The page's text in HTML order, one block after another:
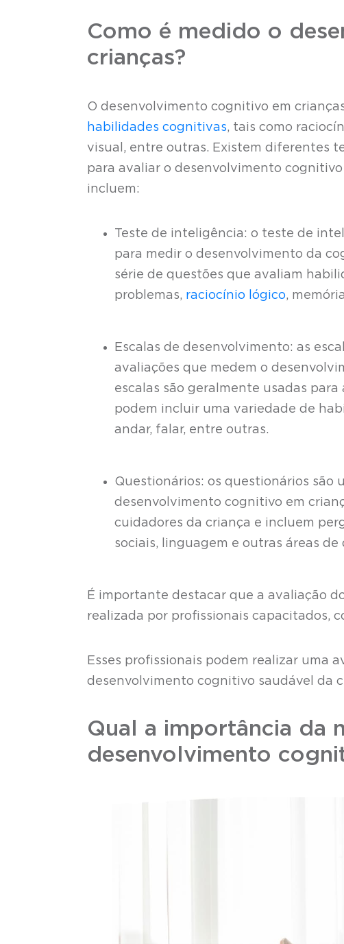
Como é medido o
crianças?
O desenvolvimento cognitivo em
habilidades cognitivas, tais como
visual, entre outras. Existem diferentes
para avaliar o desenvolvimento
incluem:
Teste de inteligência: o teste de
para medir o desenvolvimento da
série de questões que avaliam
problemas, raciocínio lógico,
Escalas de desenvolvimento: as
avaliações que medem o
escalas são geralmente usadas
podem incluir uma variedade de
andar, falar, entre outras.
Questionários: os questionários
desenvolvimento cognitivo em
cuidadores da criança e incluem
sociais, linguagem e outras áreas
É importante destacar que a avaliação
realizada por profissionais capacitados,
Esses profissionais podem realizar uma
desenvolvimento cognitivo saudável da
Qual a importância da
desenvolvimento